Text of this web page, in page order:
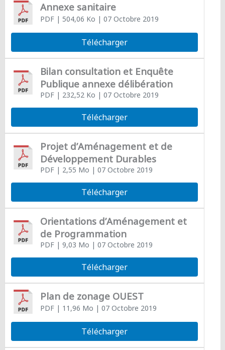
Annexe sanitaire
PDF| 504,06 Ko | 07 Octobre 2019
Télécharger
Bilan consultation et Enquête
Publique annexe délibération
PDF| 232,52 Ko | 07 Octobre 2019
Télécharger
Projet d’Aménagement et de
Développement Durables
PDF| 2,55 Mo | 07 Octobre 2019
Télécharger
Orientations d’Aménagement et
de Programmation
PDF| 9,03 Mo | 07 Octobre 2019
Télécharger
Plan de zonage OUEST
PDF| 11,96 Mo | 07 Octobre 2019
Télécharger